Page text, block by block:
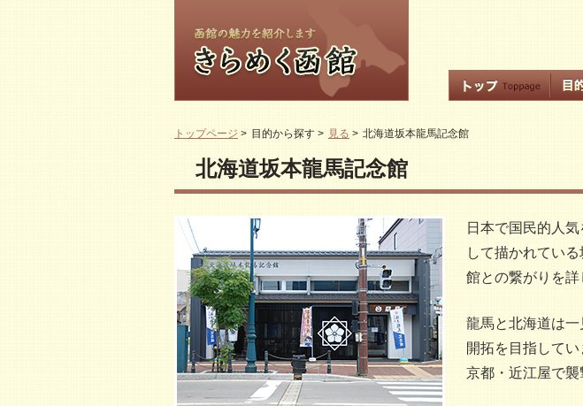
トップページ > 目的から探す > 見る > 北海道坂本龍馬記念館
北海道坂本龍馬記念館
日本で国民的人
して描かれてい
館との繋がりを詳
龍馬と北海道は一
開拓を目指して
京都・近江屋で襲